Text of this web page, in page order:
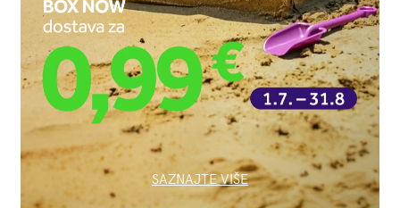
SAZNAJTE VIŠE